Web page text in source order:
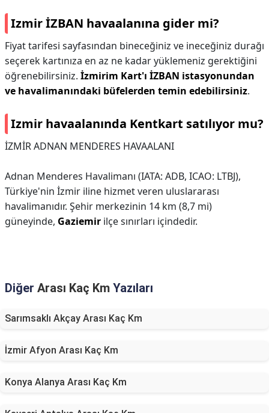
Izmir İZBAN havaalanına gider mi?
Fiyat tarifesi sayfasından bineceğiniz ve ineceğiniz durağı
seçerek kartınıza en az ne kadar yüklemeniz gerektiğini
öğrenebilirsiniz. İzmirim Kart'ı İZBAN istasyonundan
ve havalimanındaki büfelerden temin edebilirsiniz.
Izmir havaalanında Kentkart satılıyor mu?
İZMİR ADNAN MENDERES HAVAALANI
Adnan Menderes Havalimanı (IATA: ADB, ICAO: LTBJ),
Türkiye'nin İzmir iline hizmet veren uluslararası
havalimanıdır. Şehir merkezinin 14 km (8,7 mi)
güneyinde, Gaziemir ilçe sınırları içindedir.
Diğer Arası Kaç Km Yazıları
Sarımsaklı Akçay Arası Kaç Km
İzmir Afyon Arası Kaç Km
Konya Alanya Arası Kaç Km